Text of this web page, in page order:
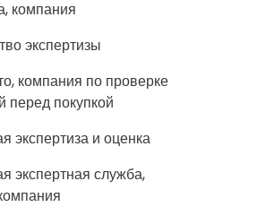
компания
экспертизы
компания по проверке
перед покупкой
экспертиза и оценка
экспертная служба,